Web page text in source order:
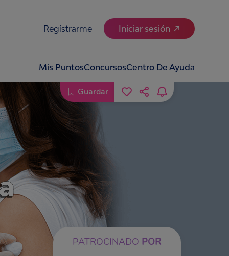
Regístrarme Iniciar sesión
Mis PuntosConcursosCentro De Ayuda
PATROCINADO POR
Guardar